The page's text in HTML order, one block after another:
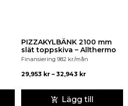
PIZZAKYLBÄNK 2100 mm
slät toppskiva – Allthermo
Finansiering 982 kr/mån
29,953 kr – 32,943 kr
Lägg till